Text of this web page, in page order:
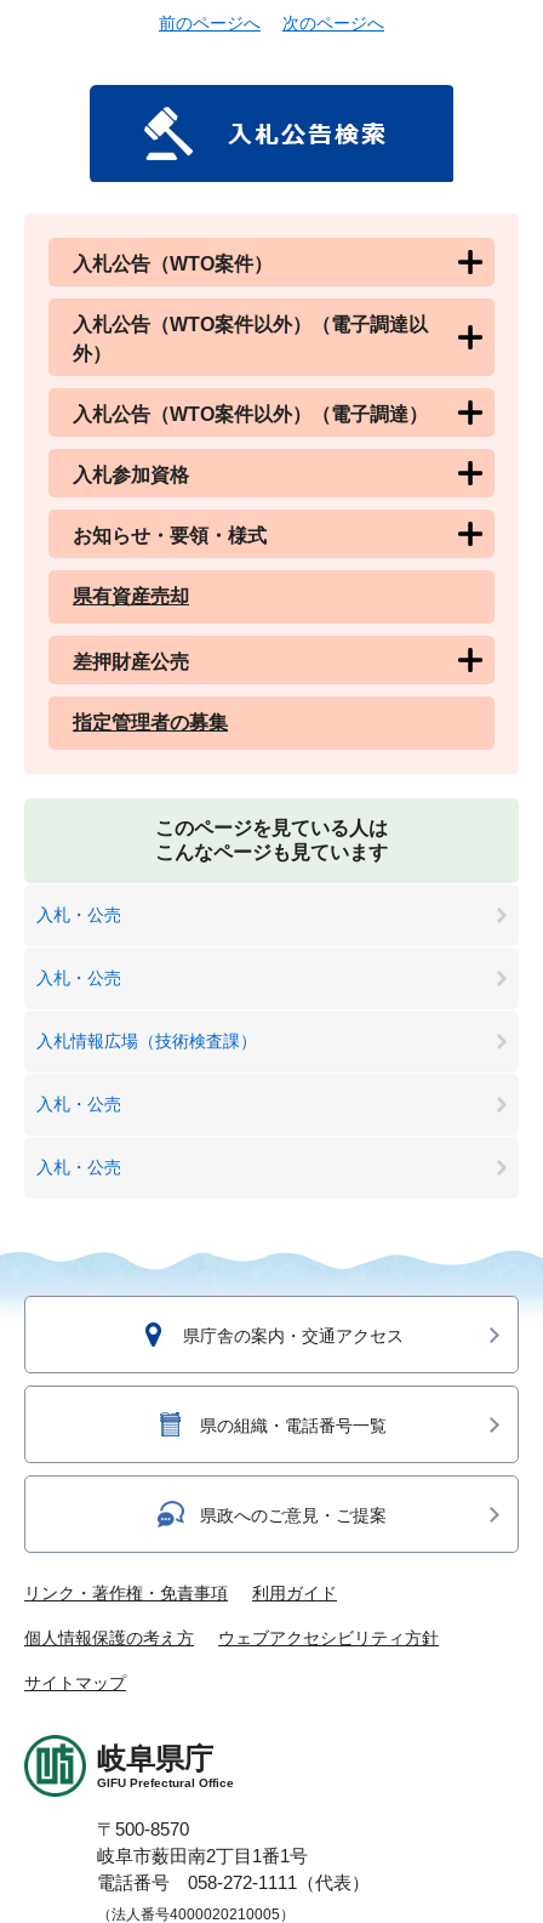
前のページへ 次のページへ
入札公告（WTO案件）
入札公告（WTO案件以外）（電子調達以
外）
入札公告（WTO案件以外）（電子調達）
入札参加資格
お知らせ・要領・様式
県有資産売却
差押財産公売
指定管理者の募集
このページを見ている人は
こんなページも見ています
入札・公売
入札・公売
入札情報広場（技術検査課）
入札・公売
入札・公売
県庁舎の案内・交通アクセス
県の組織・電話番号一覧
県政へのご意見・ご提案
リンク・著作権・免責事項 利用ガイド
個人情報保護の考え方 ウェブアクセシビリティ方針
サイトマップ
岐阜県庁
GIFU Prefectural Office
〒500-8570
岐阜市薮田南2丁目1番1号
電話番号 058-272-1111（代表）
（法人番号4000020210005）